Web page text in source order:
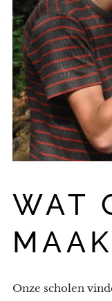
WAT
Onze scholen